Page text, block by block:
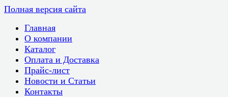
Полная версия сайта
Главная
О компании
Каталог
Оплата и Доставка
Прайс-лист
Новости и Статьи
Контакты